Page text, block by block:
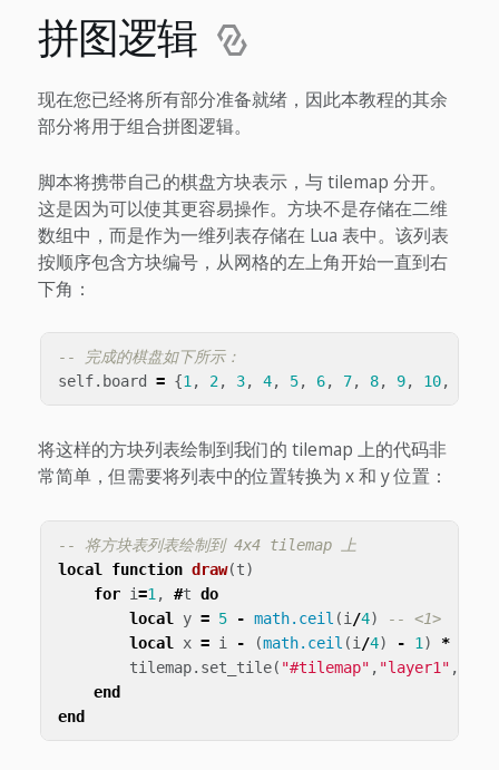
拼图逻辑
现在您已经将所有部分准备就绪，因此本教程的其余
部分将用于组合拼图逻辑。
脚本将携带自己的棋盘方块表示，与 tilemap 分开。
这是因为可以使其更容易操作。方块不是存储在二维
数组中，而是作为一维列表存储在 Lua 表中。该列表
按顺序包含方块编号，从网格的左上角开始一直到右
下角：
-- 完成的棋盘如下所示：
self. board = {1 , 2, 3, 4, 5, 6, 7, 8, 9, 10,
将这样的方块列表绘制到我们的 tilemap 上的代码非
常简单，但需要将列表中的位置转换为 x 和 y 位置：
-- 将方块表列表绘制到 4x4 tilemap 上
local
function draw(t)
for i=1 , #t do
local
y = 5 - math.ceil (i /4)
-- <1>
local
x = i - (math.ceil (i /4) - 1 ) *
tilemap. set_tile( "#tilemap" , "layer1" ,
end
end